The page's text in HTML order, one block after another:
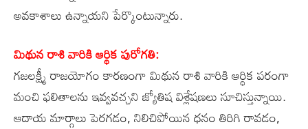
అవకాశాలు ఉన్నాయని పేర్కొంటున్నారు.
మిథున రాశి వారికి ఆర్థిక పురోగతి:
గజలక్ష్మీ రాజయోగం కారణంగా మిథున రాశి వారికి ఆర్థిక పరంగా
మంచి ఫలితాలను ఇవ్వవచ్చని జ్యోతిష విశ్లేషణలు సూచిస్తున్నాయి.
ఆదాయ మార్గాలు పెరగడం, నిలిచిపోయిన ధనం తిరిగి రావడం,